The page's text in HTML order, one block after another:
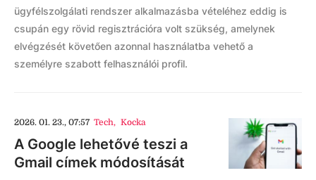
ügyfélszolgálati rendszer alkalmazásba vételéhez eddig is
csupán egy rövid regisztrációra volt szükség, amelynek
elvégzését követően azonnal használatba vehető a
személyre szabott felhasználói profil.
2026. 01. 23., 07:57 Tech, Kocka
A Google lehetővé teszi a
Gmail címek módosítását